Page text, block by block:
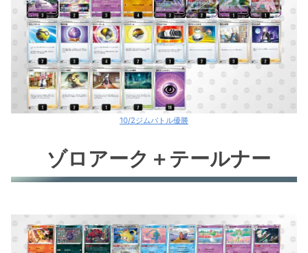
10/2ジムバトル優勝
ゾロアーク＋テールナー